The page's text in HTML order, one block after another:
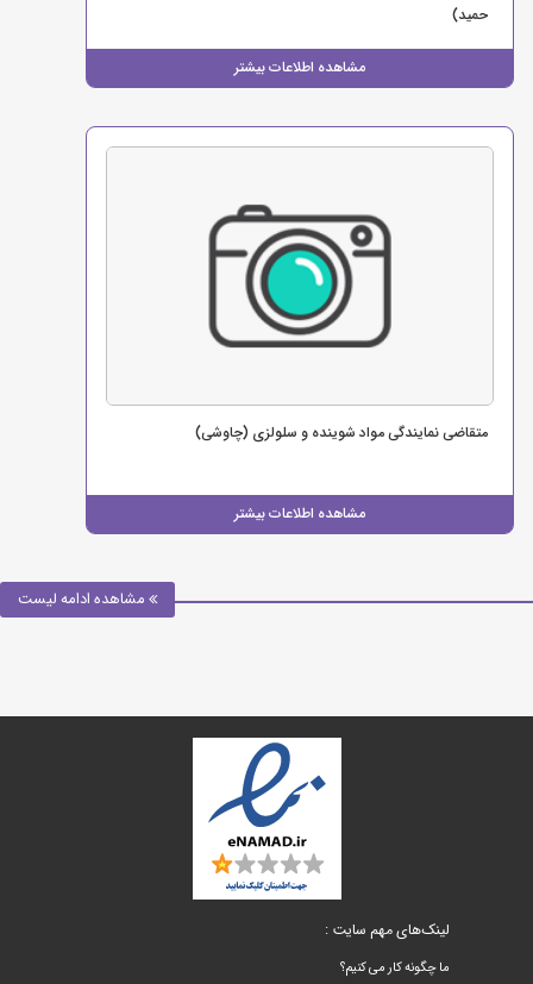
مشاهده اطلاعات بیشتر
حمید)
مشاهده اطلاعات بیشتر
متقاضی نمایندگی مواد شوینده و سلولزی (چاوشی)
مشاهده ادامه لیست
لینک‌های مهم سایت :
ما چگونه کار می کنیم؟